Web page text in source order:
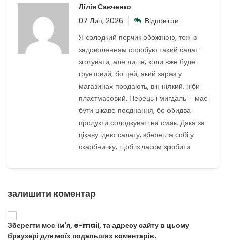
Лілія Савченко
07 Лип, 2026
Відповісти
Я солодкий перчик обожнюю, тож із
задоволенням спробую такий салат
зготувати, але лише, коли вже буде
грунтовий, бо цей, який зараз у
магазинах продають, він ніякий, ніби
пластмасовий. Перець і мигдаль – має
бути цікаве поєднання, бо обидва
продукти солодкуваті на смак. Дяка за
цікаву ідею салату, зберегла собі у
скарбничку, щоб із часом зробити
залишити коментар
Зберегти моє ім'я, e-mail, та адресу сайту в цьому
браузері для моїх подальших коментарів.